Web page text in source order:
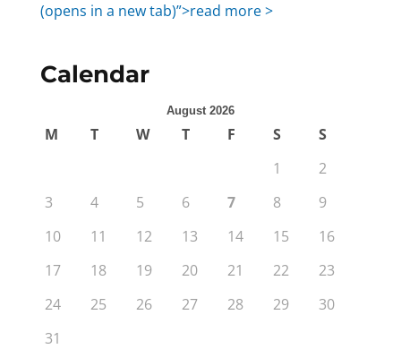
(opens in a new tab)”>read more >
Calendar
August 2026
M T W T F S
S
1
2
3
4 5 6 7 8
9
10
11 12 13 14 15
16
17
18 19 20 21 22
23
24
25 26 27 28 29
30
31